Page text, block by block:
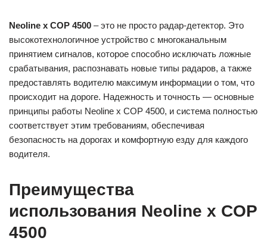
Neoline x COP 4500 – это не просто радар-детектор. Это
высокотехнологичное устройство с многоканальным
принятием сигналов, которое способно исключать ложные
срабатывания, распознавать новые типы радаров, а также
предоставлять водителю максимум информации о том, что
происходит на дороге. Надежность и точность — основные
принципы работы Neoline x COP 4500, и система полностью
соответствует этим требованиям, обеспечивая
безопасность на дорогах и комфортную езду для каждого
водителя.
Преимущества
использования Neoline x COP
4500